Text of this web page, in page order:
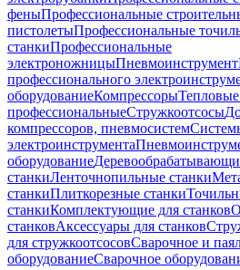
феныПрофессиональные
пистолетыПрофессиональные
станкиПрофессиональные
электроножницыПневмоинструмент
профессионального
оборудованиеКомпрессоры
профессиональныеСтружкоотсосы
компрессоров, пневмосистем
электроинструмента
оборудование
станкиЛенточнопильные станки
станкиПлиткорезные станки
станкиКомплектующие для станков
станковАксессуары для станков
для стружкоотсосовСварочное и
оборудованиеСварочное